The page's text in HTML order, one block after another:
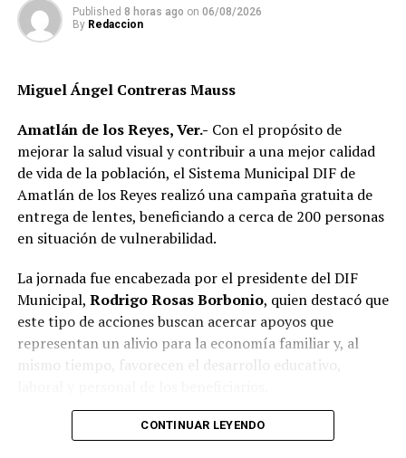
Published 8 horas ago on 06/08/2026
By Redaccion
Miguel Ángel Contreras Mauss
Amatlán de los Reyes, Ver.- Con el propósito de
mejorar la salud visual y contribuir a una mejor calidad
de vida de la población, el Sistema Municipal DIF de
Amatlán de los Reyes realizó una campaña gratuita de
entrega de lentes, beneficiando a cerca de 200 personas
en situación de vulnerabilidad.
La jornada fue encabezada por el presidente del DIF
Municipal, Rodrigo Rosas Borbonio, quien destacó que
este tipo de acciones buscan acercar apoyos que
representan un alivio para la economía familiar y, al
mismo tiempo, favorecen el desarrollo educativo,
Durante la campaña fueron atendidas niñas, niños,
CONTINUAR LEYENDO